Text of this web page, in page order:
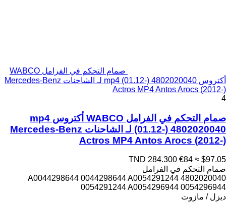
صمام التحكم في الفرامل WABCO
أكتروس mp4 (01.12-) 4802020040 لـ الشاحنات Mercedes-Benz
Actros MP4 Antos Arocs (2012-)
4
صمام التحكم في الفرامل WABCO أكتروس mp4
(01.12-) 4802020040 لـ الشاحنات Mercedes-Benz
Actros MP4 Antos Arocs (2012-)
TND 284.300 €84 ≈ $97.05
صمام التحكم في الفرامل
4802020040 A0044298644 0044298644 A0054291244
0054291244 A0054296944 0054296944
ديزل / مازوت